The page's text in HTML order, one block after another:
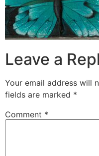
Leave a
Your email address will
fields are marked *
Comment *